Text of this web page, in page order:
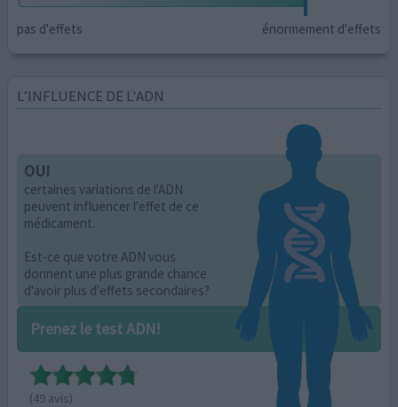
pas d'effets énormement d'effets
L’INFLUENCE DE L'ADN
OUI
certaines variations de l'ADN
peuvent influencer l'effet de ce
médicament.
Est-ce que votre ADN vous
donnent une plus grande chance
d'avoir plus d'effets secondaires?
Prenez le test ADN!
(49 avis)